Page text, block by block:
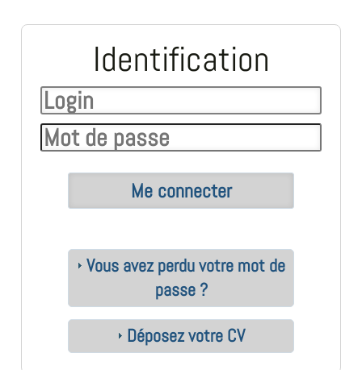
Identification
Vous avez perdu votre mot de
passe ?
Déposez votre CV